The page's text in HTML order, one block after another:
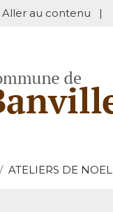
Aller au contenu |
ATELIERS DE NOEL